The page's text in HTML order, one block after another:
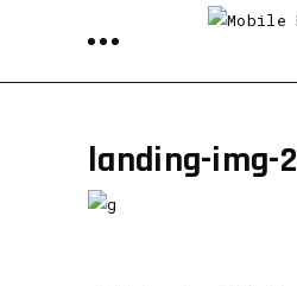
landing-img-2